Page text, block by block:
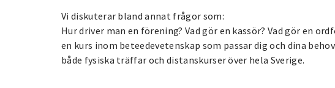
Vi diskuterar bland annat frågor som:
Hur driver man en förening? Vad gör en kassör? Vad gör en
en kurs inom beteedevetenskap som passar dig och dina
både fysiska träffar och distanskurser över hela Sverige.